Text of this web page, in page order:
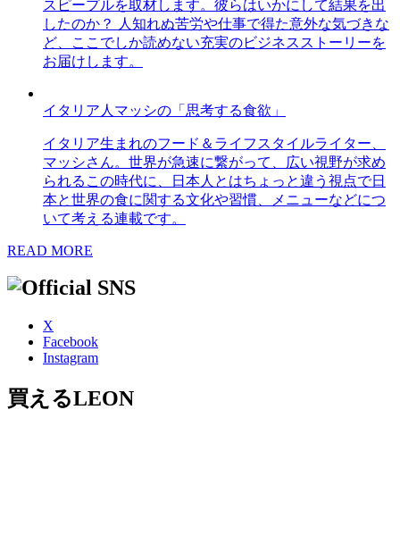
スピープルを取材します。彼らはいかにして結果を出
したのか？ 人知れぬ苦労や仕事で得た意外な気づきな
ど、ここでしか読めない充実のビジネスストーリーを
お届けします。
イタリア人マッシの「思考する食欲」
イタリア生まれのフード＆ライフスタイルライター、
マッシさん。世界が急速に繋がって、広い視野が求め
られるこの時代に、日本人とはちょっと違う視点で日
本と世界の食に関する文化や習慣、メニューなどにつ
いて考える連載です。
READ MORE
X
Facebook
Instagram
買えるLEON